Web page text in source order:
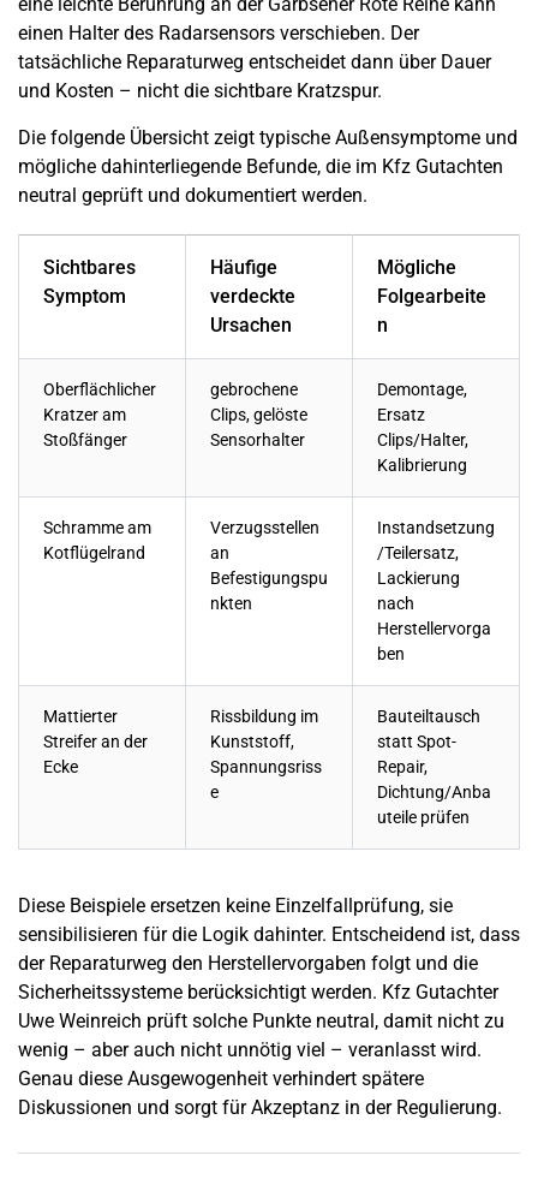
einen Halter des Radarsensors verschieben. Der
tatsächliche Reparaturweg entscheidet dann über Dauer
und Kosten – nicht die sichtbare Kratzspur.
Die folgende Übersicht zeigt typische Außensymptome und
mögliche dahinterliegende Befunde, die im Kfz Gutachten
neutral geprüft und dokumentiert werden.
Sichtbares
Symptom
Häufige
verdeckte
Ursachen
Mögliche
Folgearbeite
n
Oberflächlicher
Kratzer am
Stoßfänger
gebrochene
Clips, gelöste
Sensorhalter
Demontage,
Ersatz
Clips/Halter,
Kalibrierung
Schramme am
Kotflügelrand
Verzugsstellen
an
Befestigungspu
nkten
Instandsetzung
/Teilersatz,
Lackierung
nach
Herstellervorga
ben
Mattierter
Streifer an der
Ecke
Rissbildung im
Kunststoff,
Spannungsriss
e
Bauteiltausch
statt Spot-
Repair,
Dichtung/Anba
uteile prüfen
Diese Beispiele ersetzen keine Einzelfallprüfung, sie
sensibilisieren für die Logik dahinter. Entscheidend ist, dass
der Reparaturweg den Herstellervorgaben folgt und die
Sicherheitssysteme berücksichtigt werden. Kfz Gutachter
Uwe Weinreich prüft solche Punkte neutral, damit nicht zu
wenig – aber auch nicht unnötig viel – veranlasst wird.
Genau diese Ausgewogenheit verhindert spätere
Diskussionen und sorgt für Akzeptanz in der Regulierung.